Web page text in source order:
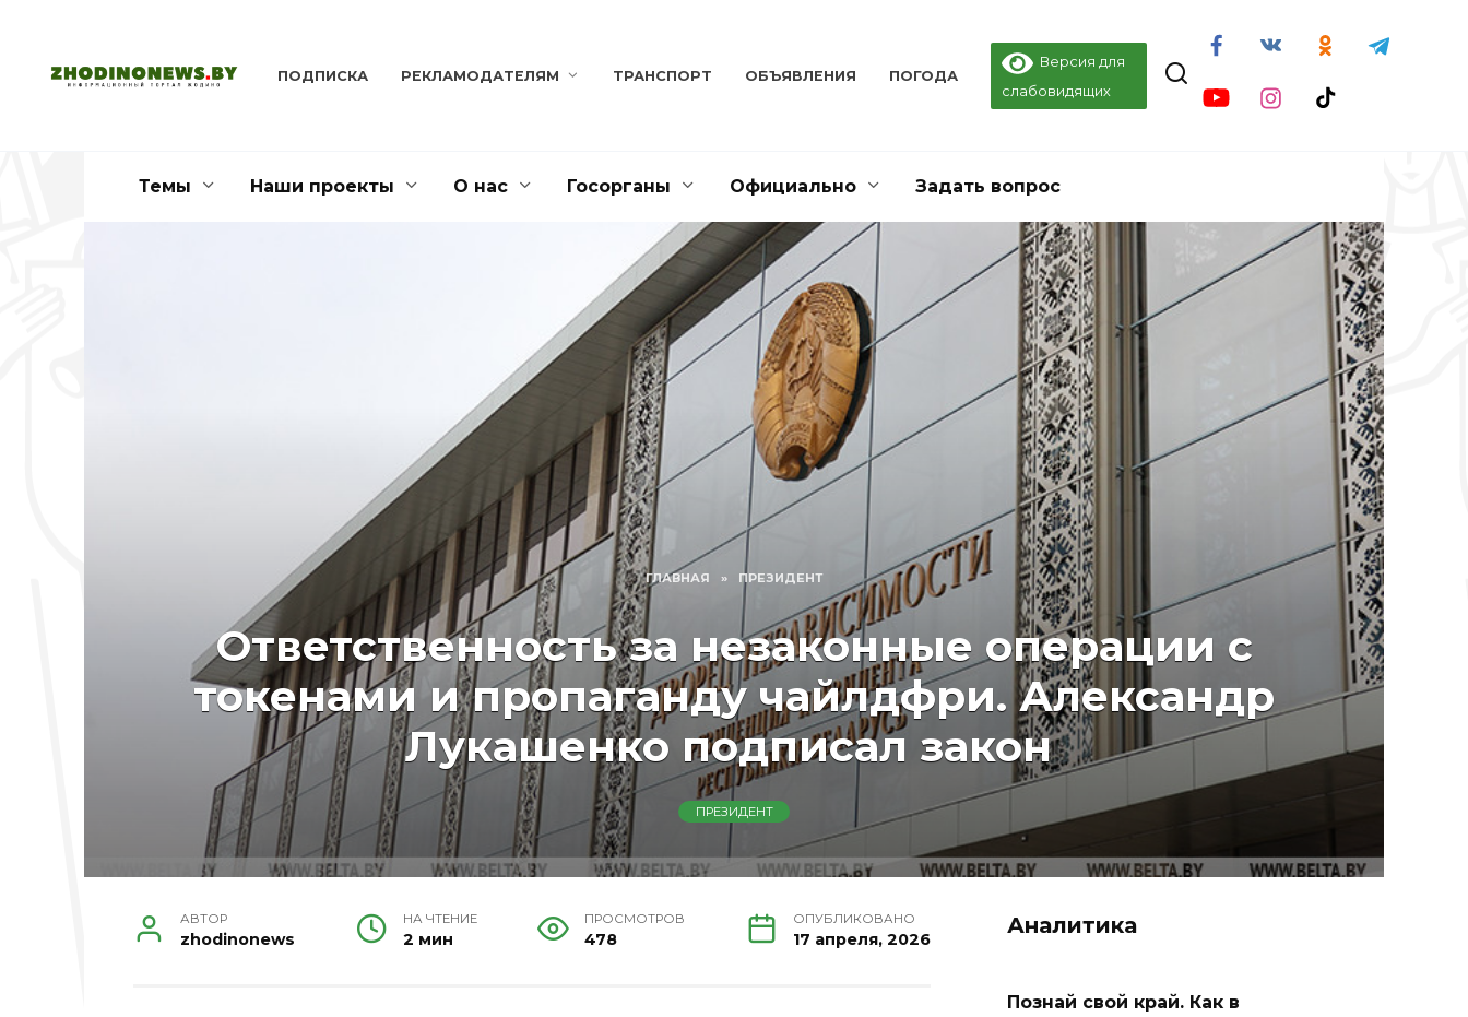
содержанию
ПОДПИСКА РЕКЛАМОДАТЕЛЯМ ТРАНСПОРТ ОБЪЯВЛЕНИЯ ПОГОДА
Версия для
слабовидящих
Темы Наши проекты О нас Госорганы Официально Задать вопрос
ГЛАВНАЯ » ПРЕЗИДЕНТ
Ответственность за незаконные операции с
токенами и пропаганду чайлдфри. Александр
Лукашенко подписал закон
ПРЕЗИДЕНТ
АВТОР
zhodinonews
НА ЧТЕНИЕ
2 мин
ПРОСМОТРОВ
478
ОПУБЛИКОВАНО
17 апреля, 2026
Аналитика
Познай свой край. Как в